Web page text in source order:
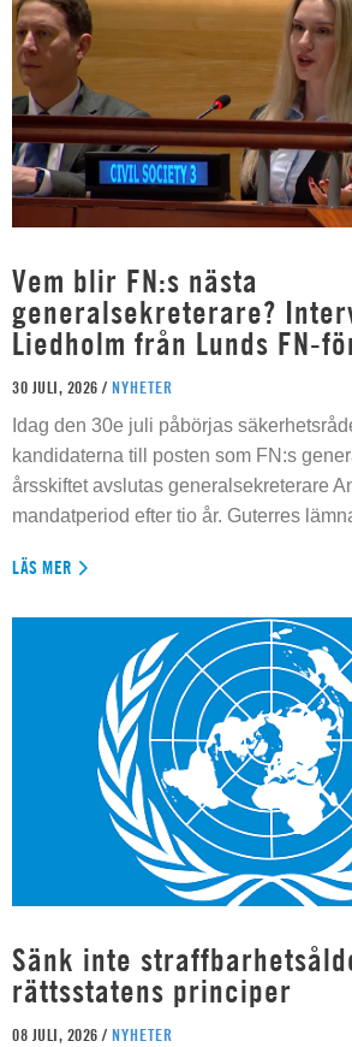
Vem blir FN:s nästa
generalsekreterare?
Liedholm från Lunds FN-
30 JULI, 2026 / NYHETER
Idag den 30e juli påbörjas
kandidaterna till posten som FN:s
årsskiftet avslutas generalsekreterare
mandatperiod efter tio år. Guterres
LÄS MER
Sänk inte
rättsstatens principer
08 JULI, 2026 / NYHETER